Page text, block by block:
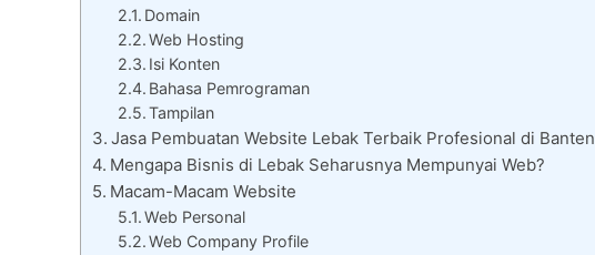
Domain
Web Hosting
Isi Konten
Bahasa Pemrograman
Tampilan
Jasa Pembuatan Website Lebak Terbaik Profesional di Banten
Mengapa Bisnis di Lebak Seharusnya Mempunyai Web?
Macam-Macam Website
Web Personal
Web Company Profile